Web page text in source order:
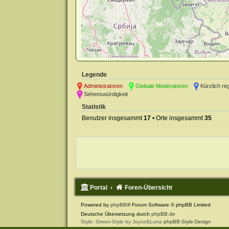
Legende
Administratoren
Globale Moderatoren
Kürzlich
Sehenswürdigkeit
Statistik
Benutzer insgesammt17• Orte insgesammt35
Portal Foren-Übersicht
Powered by phpBB® Forum Software © phpBB Limited
Deutsche Übersetzung durch phpBB.de
Style: Green-Style by Joyce&Luna phpBB-Style-Design